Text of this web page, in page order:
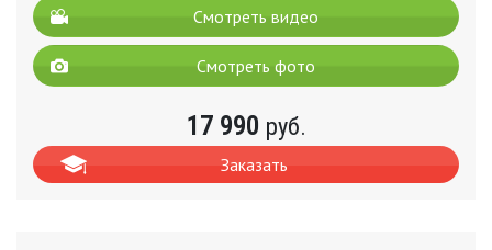
Смотреть видео
Смотреть фото
17 990 руб.
Заказать